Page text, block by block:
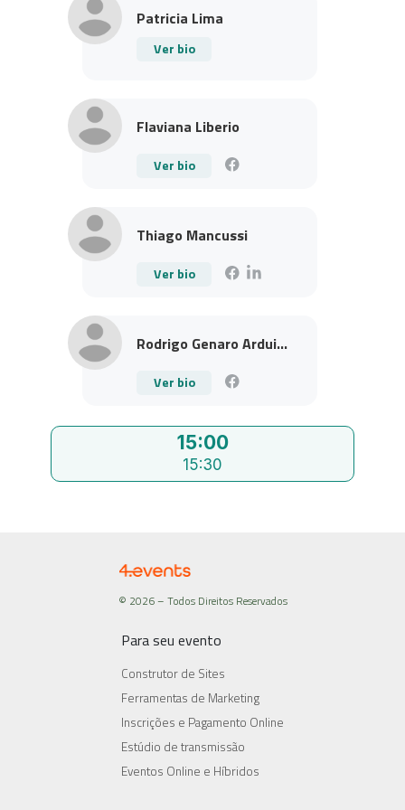
15:00
15:30
Patricia Lima
Ver bio
Flaviana Liberio
Ver bio
Thiago Mancussi
Ver bio
Rodrigo Genaro Ardui...
Ver bio
© 2026 – Todos Direitos Reservados
Para seu evento
Construtor de Sites
Ferramentas de Marketing
Inscrições e Pagamento Online
Estúdio de transmissão
Eventos Online e Híbridos